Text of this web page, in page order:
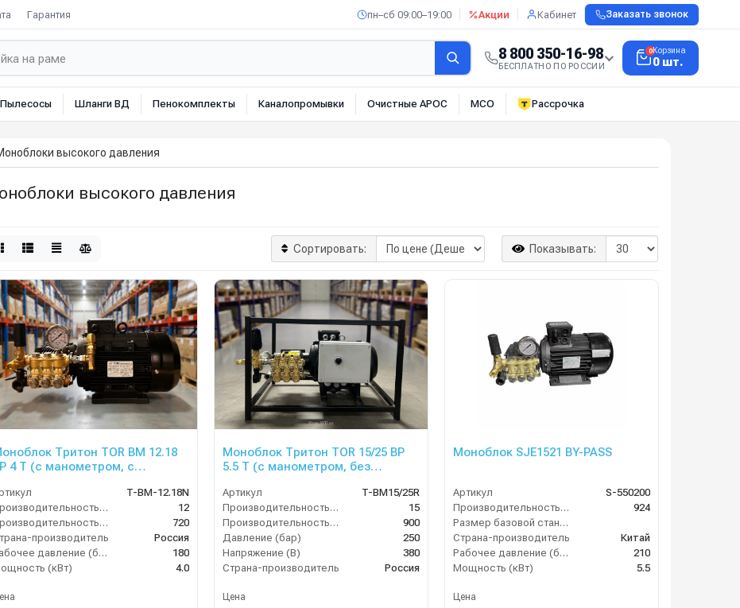
Гарантия пн–сб 09:00–19:00 Акции Кабинет Заказать звонок
8 800 350-16-98
БЕСПЛАТНО ПО РОССИИ
0Корзина
0 шт.
Пылесосы Шланги ВД Пенокомплекты Каналопромывки Очистные АРОС МСО Рассрочка
высокого давления
высокого давления
Сортировать: Показывать:
Тритон TOR ВМ 12.18
4 Т (с манометром, с
SVL17 170 бар, без
T-BM-12.18N
Производительность (л/мин)
12
Производительность (л/ч)
720
производитель
Россия
Рабочее давление (бар)
180
(кВт)
4.0
Моноблок Тритон TOR 15/25 ВР
5.5 T (с манометром, без
Артикул
T-BM15/25R
Производительность (л/мин)
15
Производительность (л/ч)
900
Давление (бар)
250
Напряжение (В)
380
Страна-производитель
Россия
Цена
Моноблок SJE1521 BY-PASS
Артикул
S-550200
Производительность (л/ч)
924
Размер базовой станции (ДхШхВ)
Страна-производитель
Китай
Рабочее давление (бар)
210
Мощность (кВт)
5.5
Цена